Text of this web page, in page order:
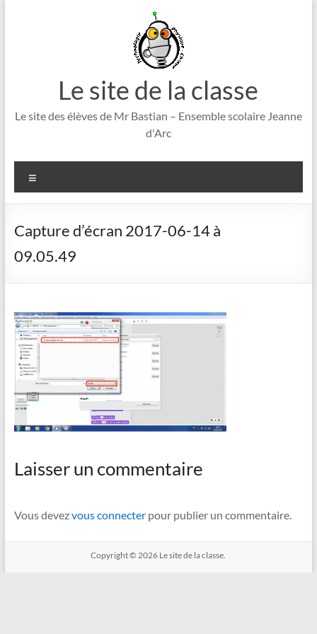
Le site de la classe
Le site des élèves de Mr Bastian – Ensemble scolaire Jeanne
d'Arc
Capture d’écran 2017-06-14 à
09.05.49
Laisser un commentaire
Vous devezvous connecterpour publier un commentaire.
Copyright © 2026 Le site de la classe.